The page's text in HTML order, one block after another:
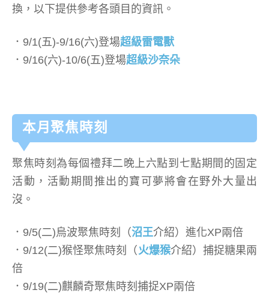
換，以下提供參考各頭目的資訊。
．9/1(五)-9/16(六)登場超級雷電獸
．9/16(六)-10/6(五)登場超級沙奈朵
本月聚焦時刻
聚焦時刻為每個禮拜二晚上六點到七點期間的固定
活動，活動期間推出的寶可夢將會在野外大量出
沒。
．9/5(二)烏波聚焦時刻（沼王介紹）進化XP兩倍
．9/12(二)猴怪聚焦時刻（ 火爆猴介紹）捕捉糖果兩
倍
．9/19(二)麒麟奇聚焦時刻捕捉XP兩倍